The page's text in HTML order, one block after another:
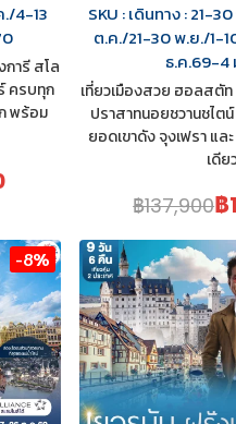
./4-13
การี สโล
ครบทุก
พร้อม
SKU : เดินทาง : 21-
ต.ค./21-30 พ.ย./1-
ธ.ค.69-4
เที่ยวเมืองสวย ฮอลสตัท
ปราสาทนอยชวานชไต
ยอดเขาดัง จุงเฟรา แ
เดีย
฿137,900฿
-8%